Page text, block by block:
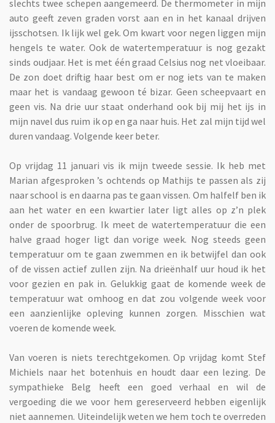
slechts twee schepen aangemeerd. De thermometer in mijn
auto geeft zeven graden vorst aan en in het kanaal drijven
ijsschotsen. Ik lijk wel gek. Om kwart voor negen liggen mijn
hengels te water. Ook de watertemperatuur is nog gezakt
sinds oudjaar. Het is met één graad Celsius nog net vloeibaar.
De zon doet driftig haar best om er nog iets van te maken
maar het is vandaag gewoon té bizar. Geen scheepvaart en
geen vis. Na drie uur staat onderhand ook bij mij het ijs in
mijn navel dus ruim ik op en ga naar huis. Het zal mijn tijd wel
duren vandaag. Volgende keer beter.
Op vrijdag 11 januari vis ik mijn tweede sessie. Ik heb met
Marian afgesproken ’s ochtends op Mathijs te passen als zij
naar school is en daarna pas te gaan vissen. Om halfelf ben ik
aan het water en een kwartier later ligt alles op z’n plek
onder de spoorbrug. Ik meet de watertemperatuur die een
halve graad hoger ligt dan vorige week. Nog steeds geen
temperatuur om te gaan zwemmen en ik betwijfel dan ook
of de vissen actief zullen zijn. Na drieënhalf uur houd ik het
voor gezien en pak in. Gelukkig gaat de komende week de
temperatuur wat omhoog en dat zou volgende week voor
een aanzienlijke opleving kunnen zorgen. Misschien wat
voeren de komende week.
Van voeren is niets terechtgekomen. Op vrijdag komt Stef
Michiels naar het botenhuis en houdt daar een lezing. De
sympathieke Belg heeft een goed verhaal en wil de
vergoeding die we voor hem gereserveerd hebben eigenlijk
niet aannemen. Uiteindelijk weten we hem toch te overreden